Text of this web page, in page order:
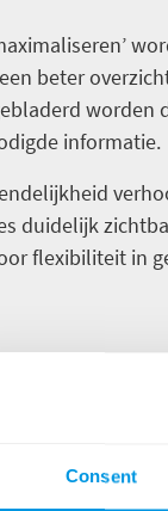
Consent
beter
informatie.
duidelijk
flexibiliteit in